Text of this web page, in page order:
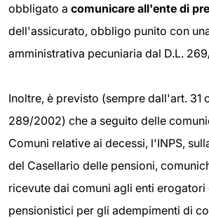
obbligato a comunicare all'ente di
dell'assicurato, obbligo punito con
amministrativa pecuniaria dal D.L.
Inoltre, è previsto (sempre dall'art. 31
289/2002) che a seguito delle
Comuni relative ai decessi, l'INPS,
del Casellario delle pensioni,
ricevute dai comuni agli enti erogatori
pensionistici per gli adempimenti di